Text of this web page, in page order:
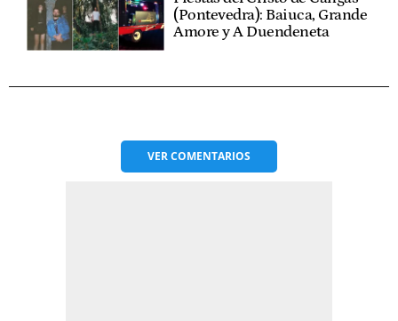
(Pontevedra): Baiuca, Grande
Amore y A Duendeneta
VERCOMENTARIOS